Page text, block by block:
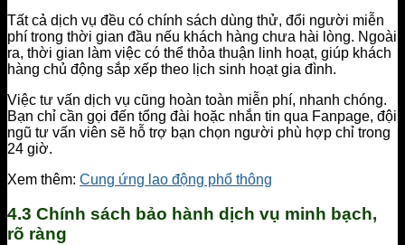
Tất cả dịch vụ đều có chính sách dùng thử, đổi người miễn
phí trong thời gian đầu nếu khách hàng chưa hài lòng. Ngoài
ra, thời gian làm việc có thể thỏa thuận linh hoạt, giúp khách
hàng chủ động sắp xếp theo lịch sinh hoạt gia đình.
Việc tư vấn dịch vụ cũng hoàn toàn miễn phí, nhanh chóng.
Bạn chỉ cần gọi đến tổng đài hoặc nhắn tin qua Fanpage, đội
ngũ tư vấn viên sẽ hỗ trợ bạn chọn người phù hợp chỉ trong
24 giờ.
Xem thêm: Cung ứng lao động phổ thông
4.3 Chính sách bảo hành dịch vụ minh bạch,
rõ ràng